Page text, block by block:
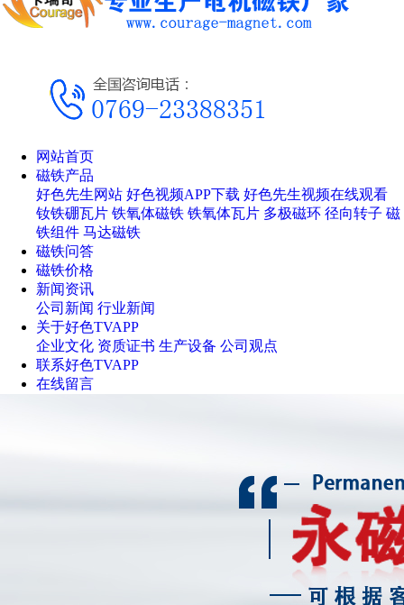
网站首页
磁铁产品
好色先生网站 好色视频APP下载 好色先生视频在线观看
钕铁硼瓦片 铁氧体磁铁 铁氧体瓦片 多极磁环 径向转子 磁
铁组件 马达磁铁
磁铁问答
磁铁价格
新闻资讯
公司新闻 行业新闻
关于好色TVAPP
企业文化 资质证书 生产设备 公司观点
联系好色TVAPP
在线留言